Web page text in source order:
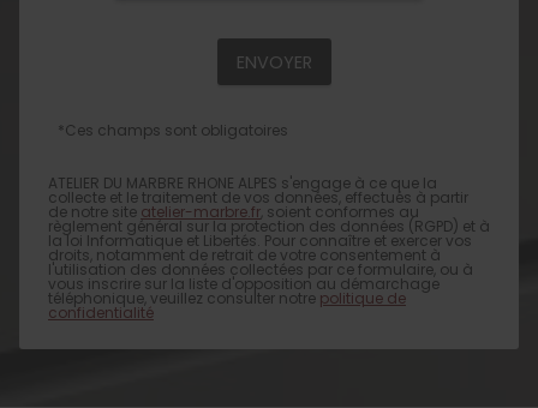
*Ces champs sont obligatoires
ATELIER DU MARBRE RHONE ALPES s'engage à ce que la
collecte et le traitement de vos données, effectués à partir
de notre site atelier-marbre.fr , soient conformes au
règlement général sur la protection des données (RGPD) et à
la loi Informatique et Libertés. Pour connaître et exercer vos
droits, notamment de retrait de votre consentement à
l'utilisation des données collectées par ce formulaire, ou à
vous inscrire sur la liste d'opposition au démarchage
téléphonique, veuillez consulter notre politique de
confidentialité